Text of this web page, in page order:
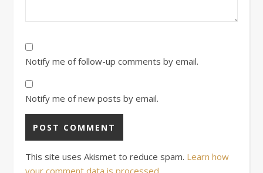
Notify me of follow-up comments by email.
Notify me of new posts by email.
This site uses Akismet to reduce spam. Learn how
your comment data is processed.